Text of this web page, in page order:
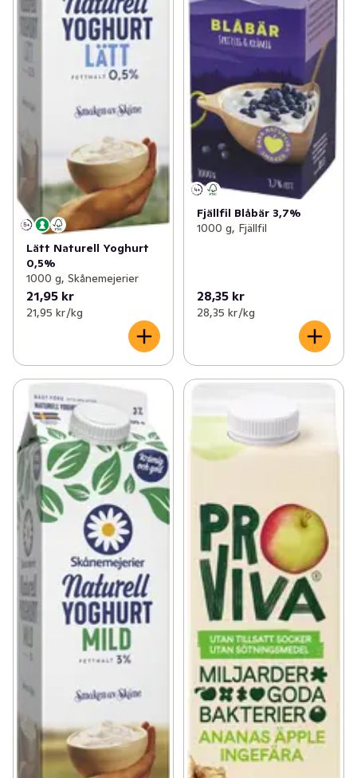
Lätt Naturell Yoghurt
0,5%
1000 g, Skånemejerier
21,95 kr
21,95 kr /kg
Fjällfil Blåbär 3,7%
1000 g, Fjällfil
28,35 kr
28,35 kr /kg